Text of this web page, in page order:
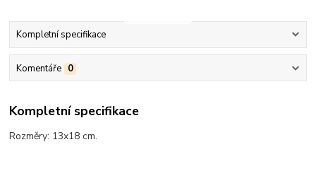
Kompletní specifikace
Komentáře 0
Kompletní specifikace
Rozměry: 13x18 cm.